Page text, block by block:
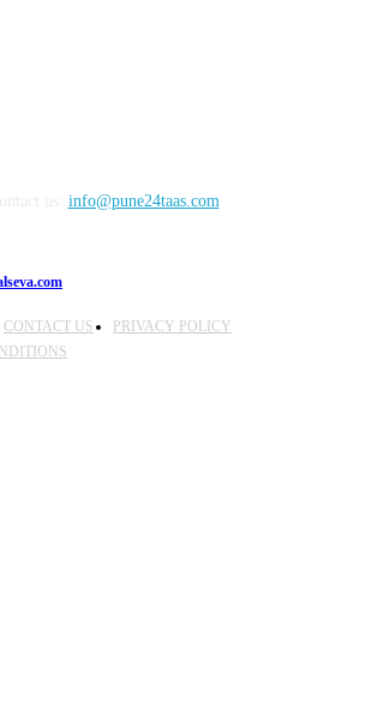
info@pune24taas.com
CONTACT US
PRIVACY POLICY